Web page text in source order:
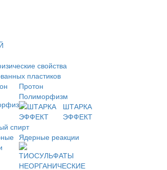
свойства
пластиков
Протон
Полиморфизм
ШТАРКА
ЭФФЕКТ
спирт
Ядерные реакции